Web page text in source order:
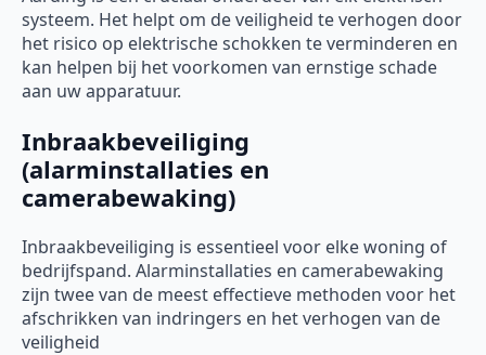
systeem. Het helpt om de veiligheid te verhogen door
het risico op elektrische schokken te verminderen en
kan helpen bij het voorkomen van ernstige schade
aan uw apparatuur.
Inbraakbeveiliging
(alarminstallaties en
camerabewaking)
Inbraakbeveiliging is essentieel voor elke woning of
bedrijfspand. Alarminstallaties en camerabewaking
zijn twee van de meest effectieve methoden voor het
afschrikken van indringers en het verhogen van de
veiligheid